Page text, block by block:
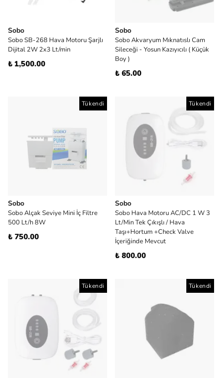
Sobo
Sobo SB-268 Hava Motoru Şarjlı
Dijital 2W 2x3 Lt/min
₺ 1,500.00
Sobo
Sobo Akvaryum Mıknatıslı Cam
Sileceği - Yosun Kazıyıcılı ( Küçük
Boy )
₺ 65.00
Tükendi
Sobo
Sobo Alçak Seviye Mini İç Filtre
500 Lt/h 8W
₺ 750.00
Tükendi
Sobo
Sobo Hava Motoru AC/DC 1 W 3
Lt/Min Tek Çıkışlı / Hava
Taşı+Hortum +Check Valve
İçeriğinde Mevcut
₺ 800.00
Tükendi Tükendi